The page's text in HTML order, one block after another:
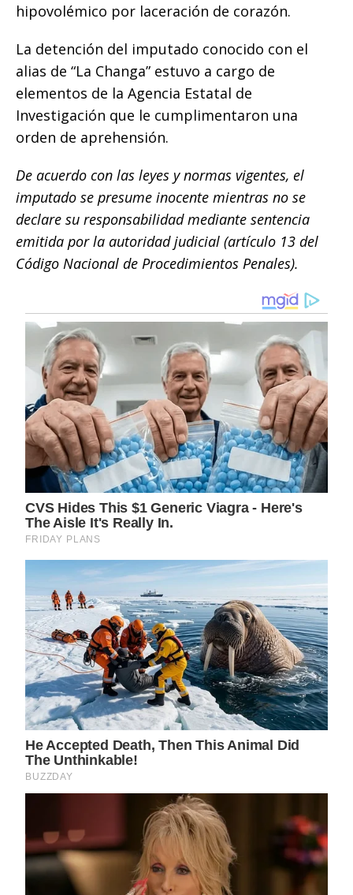
hipovolémico por laceración de corazón.
La detención del imputado conocido con el
alias de “La Changa” estuvo a cargo de
elementos de la Agencia Estatal de
Investigación que le cumplimentaron una
orden de aprehensión.
De acuerdo con las leyes y normas vigentes, el
imputado se presume inocente mientras no se
declare su responsabilidad mediante sentencia
emitida por la autoridad judicial (artículo 13 del
Código Nacional de Procedimientos Penales).